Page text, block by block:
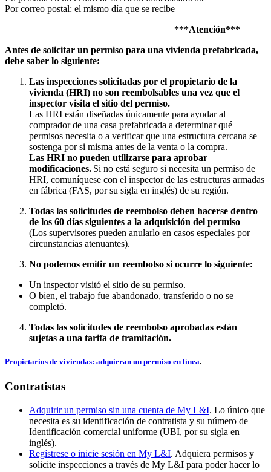
Por correo postal: el mismo día que se recibe
***Atención***
Antes de solicitar un permiso para una vivienda prefabricada,
debe saber lo siguiente:
Las inspecciones solicitadas por el propietario de la
vivienda (HRI) no son reembolsables una vez que el
inspector visita el sitio del permiso.
Las HRI están diseñadas únicamente para ayudar al
comprador de una casa prefabricada a determinar qué
permisos necesita o a verificar que una estructura cercana se
sostenga por si misma antes de la venta o la compra.
Las HRI no pueden utilizarse para aprobar
modificaciones. Si no está seguro si necesita un permiso de
HRI, comuníquese con el inspector de las estructuras armadas
en fábrica (FAS, por su sigla en inglés) de su región.
Todas las solicitudes de reembolso deben hacerse dentro
de los 60 días siguientes a la adquisición del permiso
(Los supervisores pueden anularlo en casos especiales por
circunstancias atenuantes).
No podemos emitir un reembolso si ocurre lo siguiente:
Un inspector visitó el sitio de su permiso.
O bien, el trabajo fue abandonado, transferido o no se
completó.
Todas las solicitudes de reembolso aprobadas están
sujetas a una tarifa de tramitación.
Propietarios de viviendas: adquieran un permiso en línea.
Contratistas
Adquirir un permiso sin una cuenta de My L&I. Lo único que
necesita es su identificación de contratista y su número de
Identificación comercial uniforme (UBI, por su sigla en
inglés).
Regístrese o inicie sesión en My L&I. Adquiera permisos y
solicite inspecciones a través de My L&I para poder hacer lo